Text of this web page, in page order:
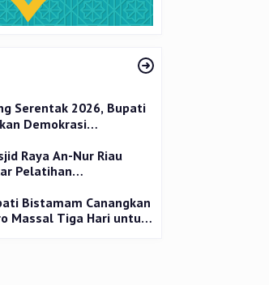
Serentak 2026, Bupati
Demokrasi
Raya An-Nur Riau
Pelatihan
Praktik dan Gratis
Bistamam Canangkan
Massal Tiga Hari untuk